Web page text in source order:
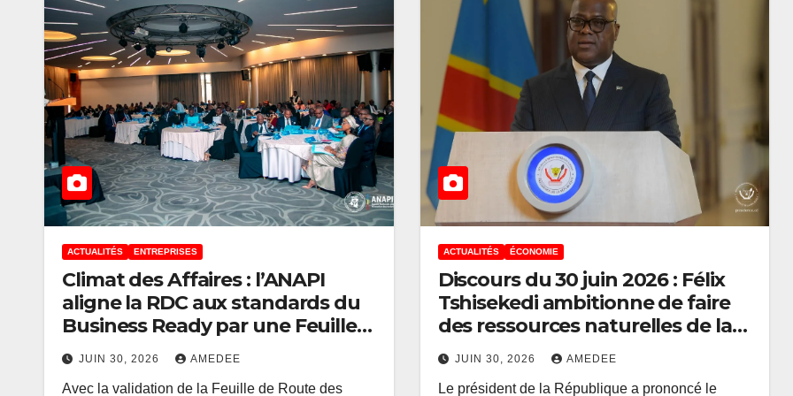
ACTUALITÉS ENTREPRISES
Climat des Affaires : l’ANAPI
aligne la RDC aux standards du
Business Ready par une Feuille
de route des mesures « Quick
Win »
JUIN 30, 2026 AMEDEE
Avec la validation de la Feuille de Route des
ACTUALITÉS ÉCONOMIE
Discours du 30 juin 2026 : Félix
Tshisekedi ambitionne de faire
des ressources naturelles de la
RDC un levier de paix, de
prospérité et de souveraineté
JUIN 30, 2026 AMEDEE
Le président de la République a prononcé le
ACTUALITÉS FINANCE
Eurobond de 1,25
milliard USD : le
ACTUALITÉS ENTREPRISES
Recrutement
compétitif des